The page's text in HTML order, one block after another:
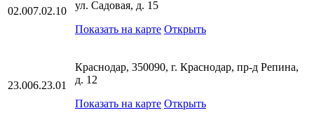
02.007.02.10
ул. Садовая, д. 15
Показать на карте Открыть
23.006.23.01
Краснодар, 350090, г. Краснодар, пр-д Репина,
д. 12
Показать на карте Открыть